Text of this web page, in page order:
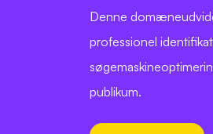
Denne
professionel
publikum.